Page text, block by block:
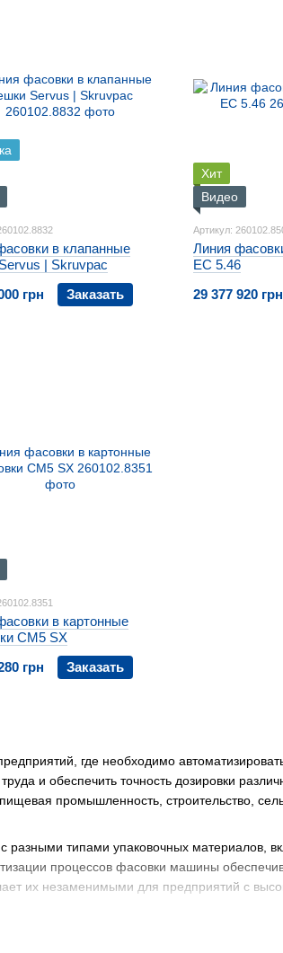
где необходимо
и обеспечить точность дозировки
промышленность, строительство,
разными типами упаковочных материалов,
процессов фасовки машины
их незаменимыми для предприятий с
в клапанные
| Skruvpac
грн
Заказать
Хит
Видео
Артикул:
Линия
EC 5.46
29 377 920 грн
в картонные
CM5 SX
грн
Заказать